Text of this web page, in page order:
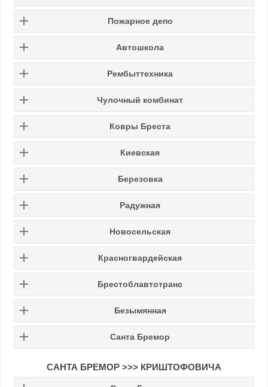
Пожарное депо
Автошкола
Рембыттехника
Чулочный комбинат
Ковры Бреста
Киевская
Березовка
Радужная
Новосельская
Красногвардейская
Брестоблавтотранс
Безымянная
Санта Бремор
САНТА БРЕМОР >>> КРИШТОФОВИЧА